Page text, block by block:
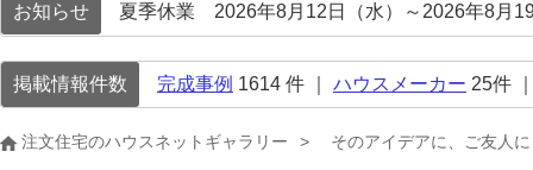
お知らせ 夏季休業 2026年8月12日（水）～2026年8月
掲載情報件数 完成事例 1614 件 ｜ ハウスメーカー 25件
注文住宅のハウスネットギャラリー そのアイデアに、ご友人